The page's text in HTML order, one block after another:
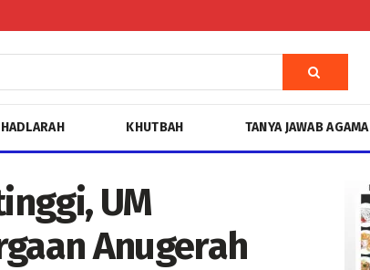
HADLARAH KHUTBAH TANYA JAWAB AGAMA
UM
Anugerah